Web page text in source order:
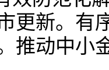
更新。有
推动中小